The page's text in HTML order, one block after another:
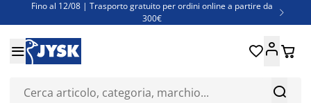
Fino al 12/08 | Trasporto gratuito per ordini online a partire da
300€

Super offerte d'estate | Oltre 1.500 articoli fino al 70%
Finanziamenti - Scegli il piano di rimborso più adatto a te


 